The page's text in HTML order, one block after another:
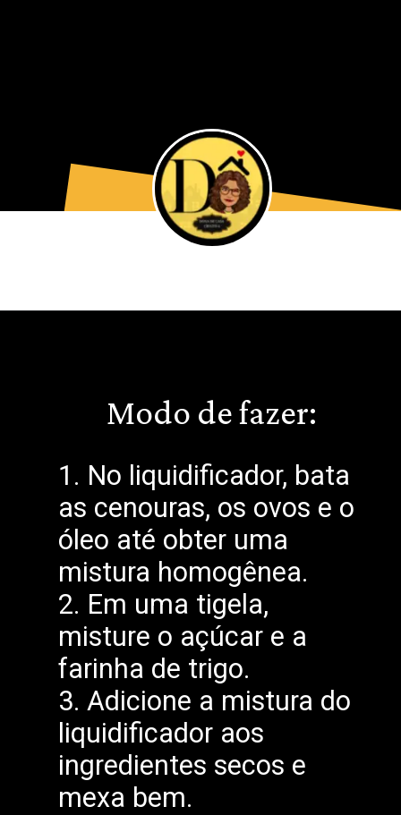
Modo de fazer:
1. No liquidificador, bata
as cenouras, os ovos e o
óleo até obter uma
mistura homogênea.
2. Em uma tigela,
misture o açúcar e a
farinha de trigo.
3. Adicione a mistura do
liquidificador aos
ingredientes secos e
mexa bem.